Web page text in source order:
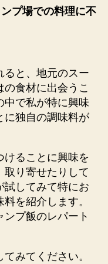
プ場での料理に不
ると、地元のスー
食材に出会うこ
中で私が特に興味
に独自の調味料が
けることに興味を
取り寄せたりして
試してみて特にお
を紹介します。
プ飯のレパート
みてください。